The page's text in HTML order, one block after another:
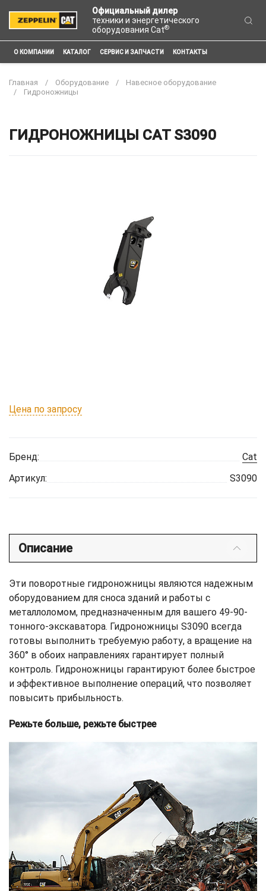
Официальный дилер
техники и энергетического
оборудования Cat®
О КОМПАНИИ КАТАЛОГ СЕРВИС И ЗАПЧАСТИ КОНТАКТЫ
Главная Оборудование
Навесное оборудование
Гидроножницы
ГИДРОНОЖНИЦЫ CAT S3090
Цена по запросу
Бренд:
Cat
Артикул:
S3090
Описание
Эти поворотные гидроножницы являются надежным
оборудованием для сноса зданий и работы с
металлоломом, предназначенным для вашего 49-90-
тонного-экскаватора. Гидроножницы S3090 всегда
готовы выполнить требуемую работу, а вращение на
360° в обоих направлениях гарантирует полный
контроль. Гидроножницы гарантируют более быстрое
и эффективное выполнение операций, что позволяет
повысить прибыльность.
Режьте больше, режьте быстрее